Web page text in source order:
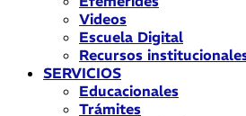
Videos
Escuela Digital
Recursos
SERVICIOS
Educacionales
Trámites